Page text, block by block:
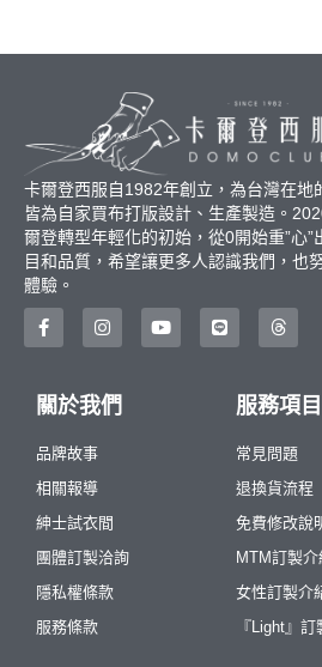
卡爾登西服自1982年創立，為台灣在地
皆為自家買布打版設計、生產製造。
爾登轉型年輕化的初始，從0開始重”心
目和品質，希望讓更多人認識我們，也
體驗。
關於我們
品牌故事
相關報導
紳士試衣間
團體訂製洽詢
隱私權條款
服務條款
服務項目
常見問題
退換貨流程
免費修改說
MTM訂製介
女性訂製介
『Light』